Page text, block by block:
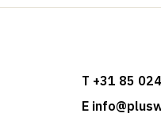
T +31 85
E